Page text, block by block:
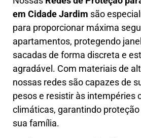
em Cidade Jardim são
para proporcionar máxima
apartamentos, protegendo
sacadas de forma discreta e
agradável. Com materiais de
nossas redes são capazes de
pesos e resistir às intempéries
climáticas, garantindo
sua família.